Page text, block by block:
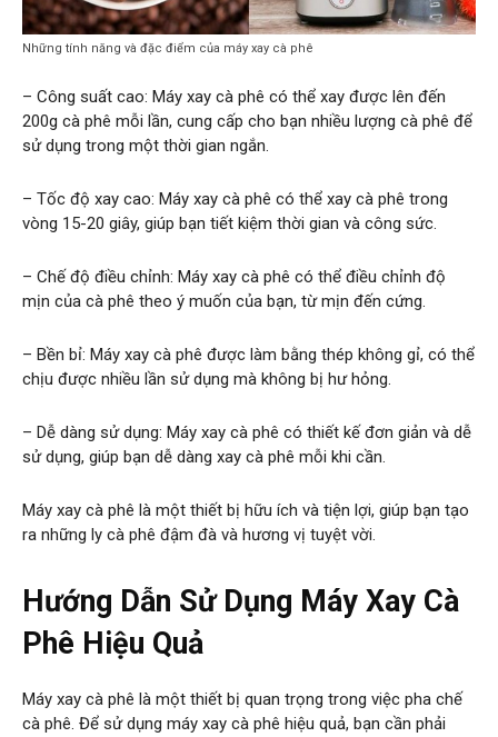
Những tính năng và đặc điểm của máy xay cà phê
– Công suất cao: Máy xay cà phê có thể xay được lên đến
200g cà phê mỗi lần, cung cấp cho bạn nhiều lượng cà phê để
sử dụng trong một thời gian ngắn.
– Tốc độ xay cao: Máy xay cà phê có thể xay cà phê trong
vòng 15-20 giây, giúp bạn tiết kiệm thời gian và công sức.
– Chế độ điều chỉnh: Máy xay cà phê có thể điều chỉnh độ
mịn của cà phê theo ý muốn của bạn, từ mịn đến cứng.
– Bền bỉ: Máy xay cà phê được làm bằng thép không gỉ, có thể
chịu được nhiều lần sử dụng mà không bị hư hỏng.
– Dễ dàng sử dụng: Máy xay cà phê có thiết kế đơn giản và dễ
sử dụng, giúp bạn dễ dàng xay cà phê mỗi khi cần.
Máy xay cà phê là một thiết bị hữu ích và tiện lợi, giúp bạn tạo
ra những ly cà phê đậm đà và hương vị tuyệt vời.
Hướng Dẫn Sử Dụng Máy Xay Cà
Phê Hiệu Quả
Máy xay cà phê là một thiết bị quan trọng trong việc pha chế
cà phê. Để sử dụng máy xay cà phê hiệu quả, bạn cần phải